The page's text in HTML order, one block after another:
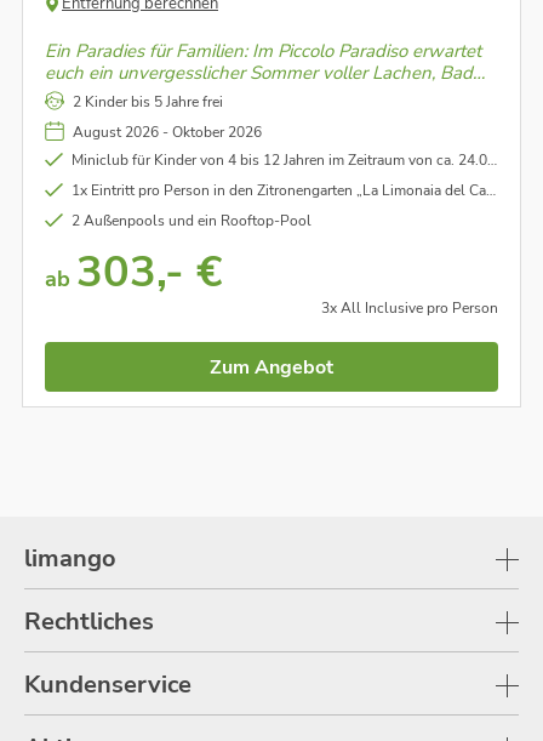
Ein Paradies für Familien: Im Piccolo Paradiso erwartet
euch ein unvergesslicher Sommer voller Lachen, Baden
im Gardasee, Kinderfreude und italienischer
Herzlichkeit – einfach magisch!
2 Kinder bis 5 Jahre frei
August 2026 - Oktober 2026
Miniclub für Kinder von 4 bis 12 Jahren im Zeitraum von ca. 24.05.26 bis 04.09.26
1x Eintritt pro Person in den Zitronengarten „La Limonaia del Castel“ in Limone inklusive (ab 7 Nächten Aufenthalt)
2 Außenpools und ein Rooftop-Pool
ab 303,- €
3x All Inclusive pro Person
Zum Angebot
limango
Rechtliches
Kundenservice